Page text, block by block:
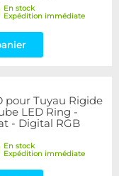
En stock
Expédition immédiate
pour Tuyau Rigide
LED Ring -
- Digital RGB
En stock
Expédition immédiate